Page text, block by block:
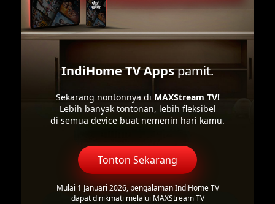
IndiHome TV Appspamit.
Sekarang nontonnya di MAXStream TV!
Lebih banyak tontonan, lebih fleksibel
di semua device buat nemenin hari kamu.
Tonton Sekarang
Mulai 1 Januari 2026, pengalaman IndiHome TV
dapat dinikmati melalui MAXStream TV